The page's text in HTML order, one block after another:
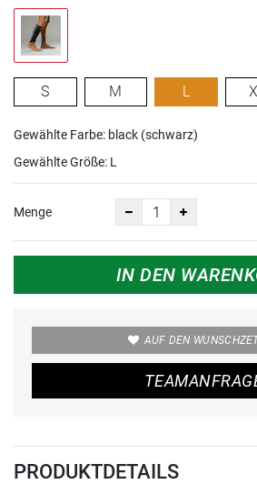
S M L
Gewählte Farbe: black (schwarz)
Gewählte Größe: L
Menge
IN DEN
AUF DEN
PRODUKTDETAILS